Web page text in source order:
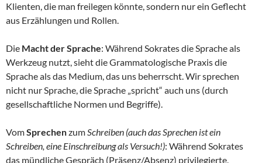
Klienten, die man freilegen könnte, sondern nur ein Geflecht
aus Erzählungen und Rollen.
Die Macht der Sprache: Während Sokrates die Sprache als
Werkzeug nutzt, sieht die Grammatologische Praxis die
Sprache als das Medium, das uns beherrscht. Wir sprechen
nicht nur Sprache, die Sprache „spricht“ auch uns (durch
gesellschaftliche Normen und Begriffe).
VomSprechenzumSchreiben (auch das Sprechen ist ein
Schreiben, eine Einschreibung als Versuch!): Während Sokrates
das mündliche Gespräch (Präsenz/Absenz) privilegierte,